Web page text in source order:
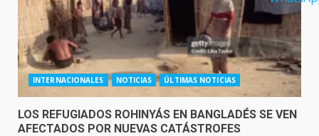
INTERNACIONALES NOTICIAS ÚLTIMAS NOTICIAS
LOS REFUGIADOS ROHINYÁS EN BANGLADÉS SE VEN
AFECTADOS POR NUEVAS CATÁSTROFES